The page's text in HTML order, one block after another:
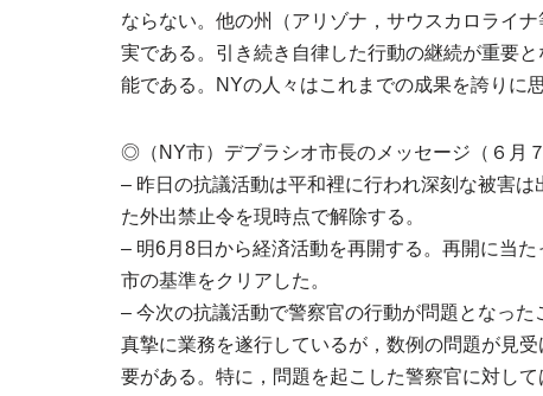
ならない。他の州（アリゾナ，サウスカロライ
実である。引き続き自律した行動の継続が重要
能である。NYの人々はこれまでの成果を誇りに
◎（NY市）デブラシオ市長のメッセージ（６月７
– 昨日の抗議活動は平和裡に行われ深刻な被害
た外出禁止令を現時点で解除する。
– 明6月8日から経済活動を再開する。再開に当
市の基準をクリアした。
– 今次の抗議活動で警察官の行動が問題となっ
真摯に業務を遂行しているが，数例の問題が見
要がある。特に，問題を起こした警察官に対して